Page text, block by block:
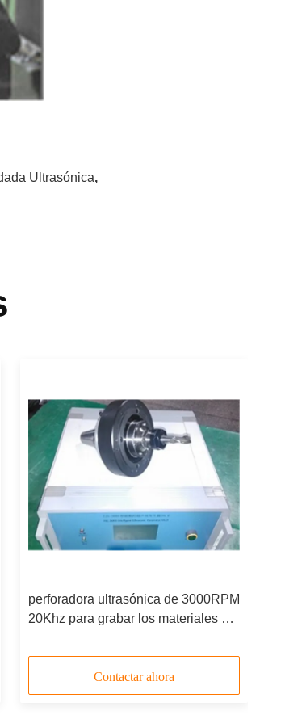
Ultrasónica,
perforadora ultrasónica de 3000RPM
20Khz para grabar los materiales de
Contactar ahora